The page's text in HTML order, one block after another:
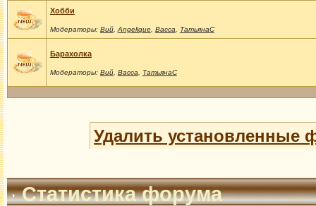
Хобби
Модераторы: Вий, Angelique, Васса ТатьянаС
Барахолка
Модераторы: Вий, Васса ТатьянаС
Удалить установленные
Статистика форума